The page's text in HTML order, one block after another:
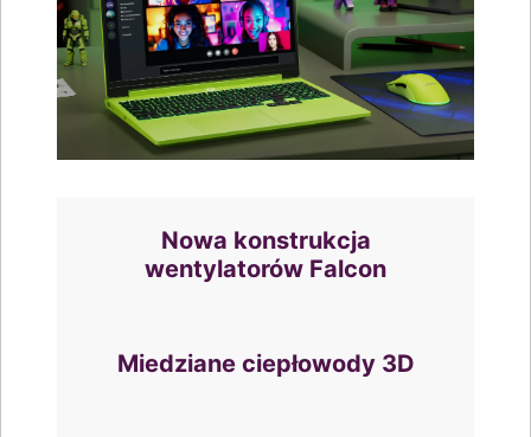
Nowa konstrukcja
wentylatorów Falcon
Miedziane ciepłowody 3D